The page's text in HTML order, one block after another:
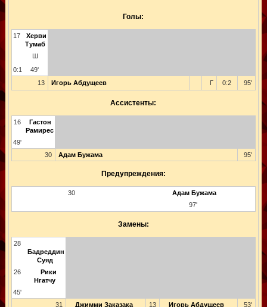
Голы:
17
Херви
Тумаб
Ш
0:1
49'
13
Игорь Абдущеев Г 0:2 95'
Ассистенты:
16
Гастон
Рамирес
49'
30
Адам Бужама 95'
Предупреждения:
30
Адам Бужама
97'
Замены:
28
Бадреддин
Суяд
26
Рики
Нгатчу
45'
31
Джимми Заказака 13 Игорь Абдущеев 53'